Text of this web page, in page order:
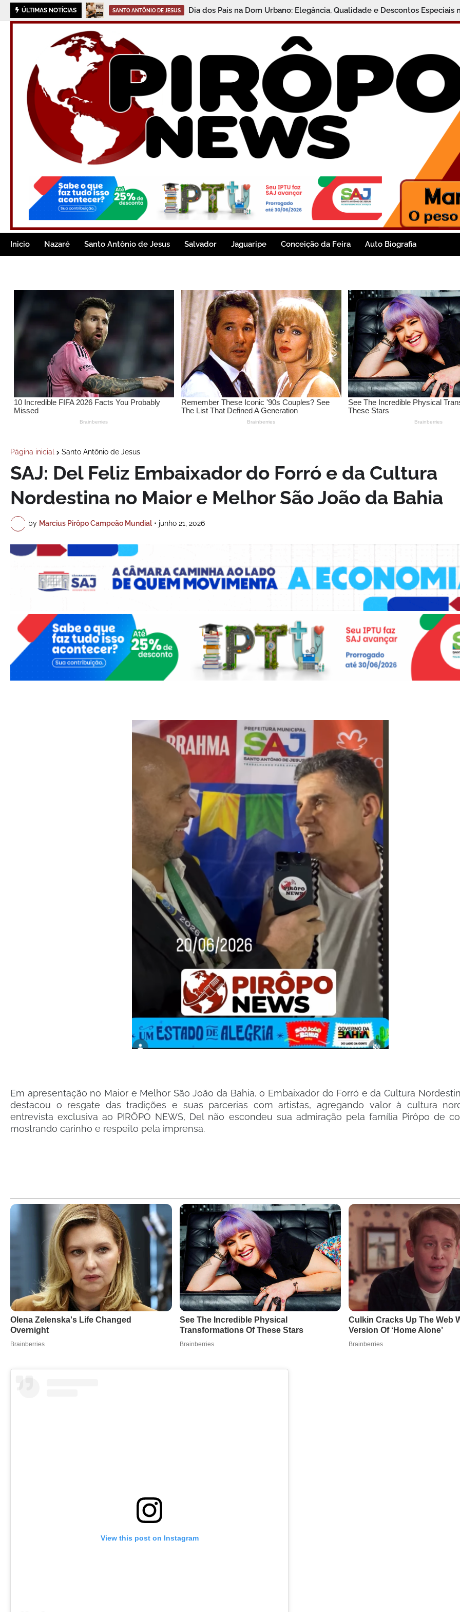
ÚLTIMAS NOTÍCIAS SANTO ANTÔNIO DE JESUS Dia dos Pais na Dom Urbano: Elegância, Qualidade e Descontos
Inicio Nazaré Santo Antônio de Jesus Salvador Jaguaripe Conceição da Feira Auto Biografia
Página inicial Santo Antônio de Jesus
SAJ: Del Feliz Embaixador do Forró e da Cultura
Nordestina no Maior e Melhor São João da Bahia
by Marcius Pirôpo Campeão Mundial • junho 21, 2026
Em apresentação no Maior e Melhor São João da Bahia, o Embaixador do Forró e da Cultura
destacou o resgate das tradições e suas parcerias com artistas, agregando valor à cultura
entrevista exclusiva ao PIRÔPO NEWS, Del não escondeu sua admiração pela família Pirôpo de
mostrando carinho e respeito pela imprensa.
View this post on Instagram